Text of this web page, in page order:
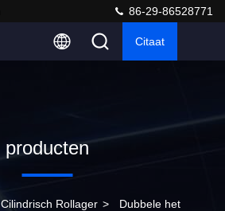
86-29-86528771
Citaat
producten
Cilindrisch Rollager > Dubbele het